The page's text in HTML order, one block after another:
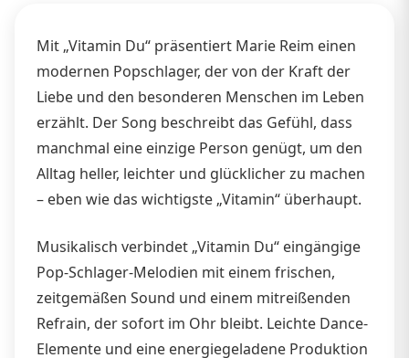
Mit „Vitamin Du“ präsentiert Marie Reim einen
modernen Popschlager, der von der Kraft der
Liebe und den besonderen Menschen im Leben
erzählt. Der Song beschreibt das Gefühl, dass
manchmal eine einzige Person genügt, um den
Alltag heller, leichter und glücklicher zu machen
– eben wie das wichtigste „Vitamin“ überhaupt.
Musikalisch verbindet „Vitamin Du“ eingängige
Pop-Schlager-Melodien mit einem frischen,
zeitgemäßen Sound und einem mitreißenden
Refrain, der sofort im Ohr bleibt. Leichte Dance-
Elemente und eine energiegeladene Produktion